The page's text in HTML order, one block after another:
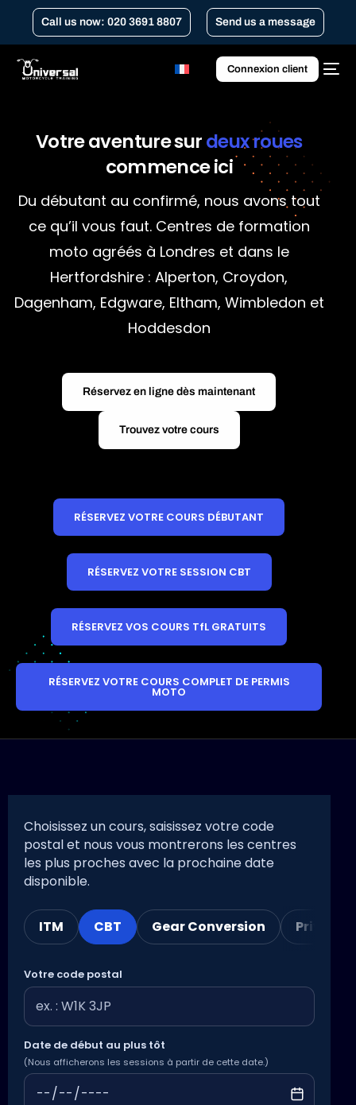
Call us now: 020 3691 8807 Send us a message
Connexion client
Votreaventuresurdeuxroues
commenceici
Du débutant au confirmé, nous avons tout
ce qu’il vous faut. Centres de formation
moto agréés à Londres et dans le
Hertfordshire : Alperton, Croydon,
Dagenham, Edgware, Eltham, Wimbledon et
Hoddesdon
Réservez en ligne dès maintenant
Trouvez votre cours
RÉSERVEZ VOTRE COURS DÉBUTANT
RÉSERVEZ VOTRE SESSION CBT
RÉSERVEZ VOS COURS TfL GRATUITS
RÉSERVEZ VOTRE COURS COMPLET DE PERMIS
MOTO
Choisissez un cours, saisissez votre code
postal et nous vous montrerons les centres
les plus proches avec la prochaine date
disponible.
ITM CBT Gear Conversion Private
Votre code postal
Date de début au plus tôt
(Nous afficherons les sessions à partir de cette date.)